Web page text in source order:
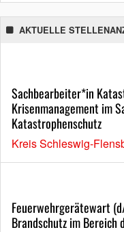
AKTUELLE
Sachbearbeiter*in
Krisenmanagement im
Katastrophenschutz
Kreis Schleswig-
Feuerwehrgerätewart
Brandschutz im